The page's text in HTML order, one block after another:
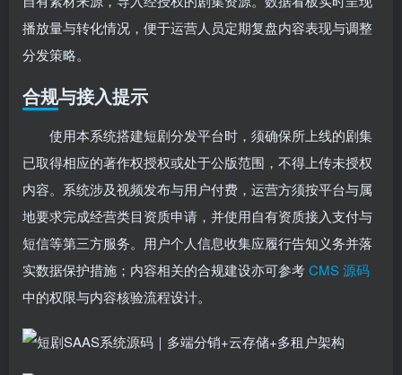
播放量与转化情况，便于运营人员定期复盘内容表现与调整
分发策略。
合规与接入提示
使用本系统搭建短剧分发平台时，须确保所上线的剧集
已取得相应的著作权授权或处于公版范围，不得上传未授权
内容。系统涉及视频发布与用户付费，运营方须按平台与属
地要求完成经营类目资质申请，并使用自有资质接入支付与
短信等第三方服务。用户个人信息收集应履行告知义务并落
实数据保护措施；内容相关的合规建设亦可参考CMS 源码
中的权限与内容核验流程设计。